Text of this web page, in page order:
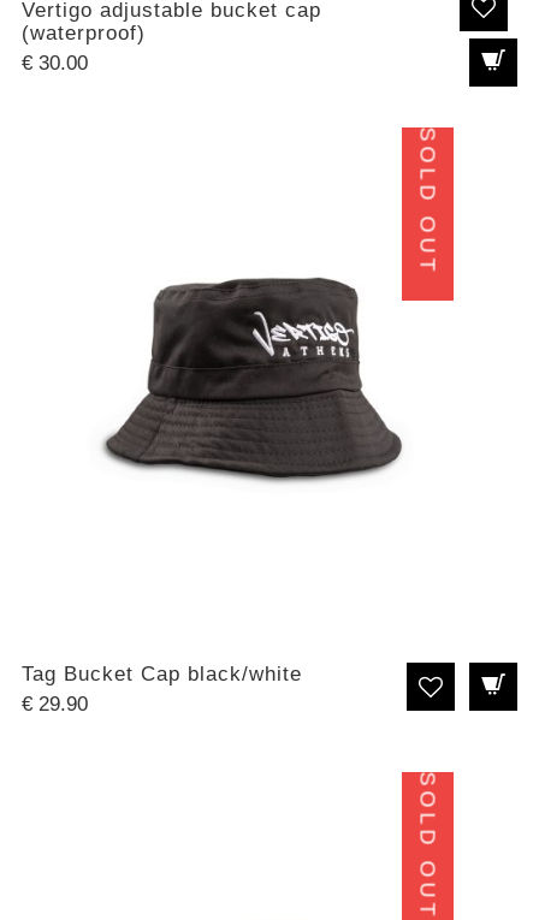
Vertigo adjustable bucket cap
(waterproof)
€30.00
SOLD OUT
Tag Bucket Cap black/white
€29.90
SOLD OUT